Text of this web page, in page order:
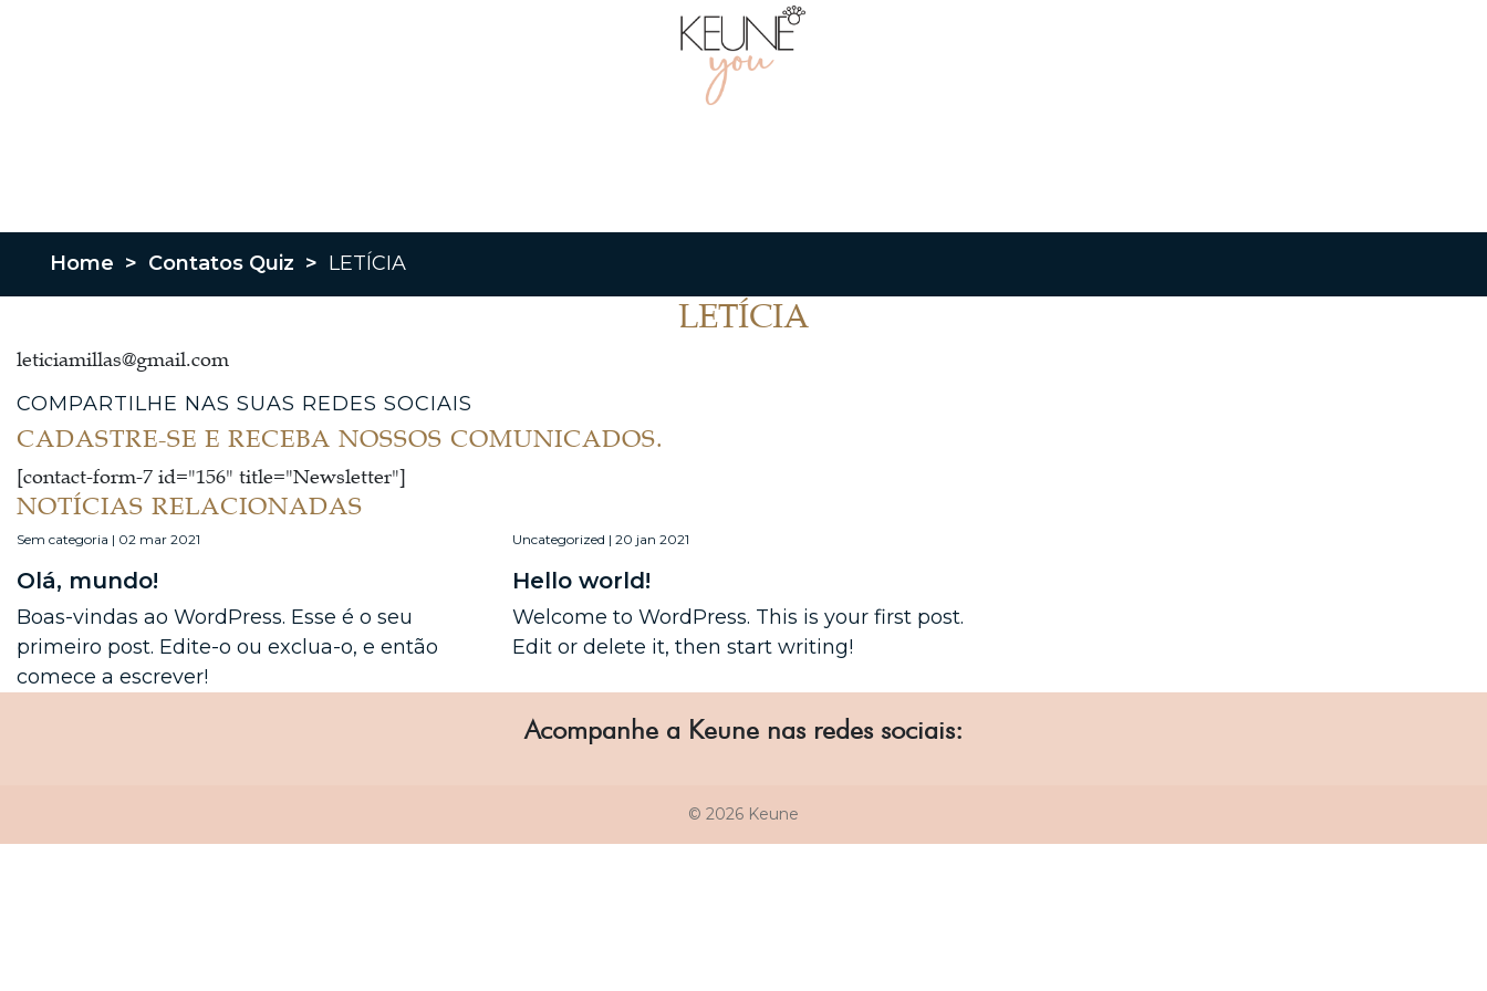
Home > Contatos Quiz > LETÍCIA
LETÍCIA
leticiamillas@gmail.com
COMPARTILHE NAS SUAS REDES SOCIAIS
CADASTRE-SE E RECEBA NOSSOS COMUNICADOS.
[contact-form-7 id="156" title="Newsletter"]
NOTÍCIAS RELACIONADAS
Sem categoria | 02 mar 2021
Olá, mundo!
Boas-vindas ao WordPress. Esse é o seu
primeiro post. Edite-o ou exclua-o, e então
comece a escrever!
Uncategorized | 20 jan 2021
Hello world!
Welcome to WordPress. This is your first post.
Edit or delete it, then start writing!
Acompanhe a Keune nas redes sociais:
© 2026 Keune